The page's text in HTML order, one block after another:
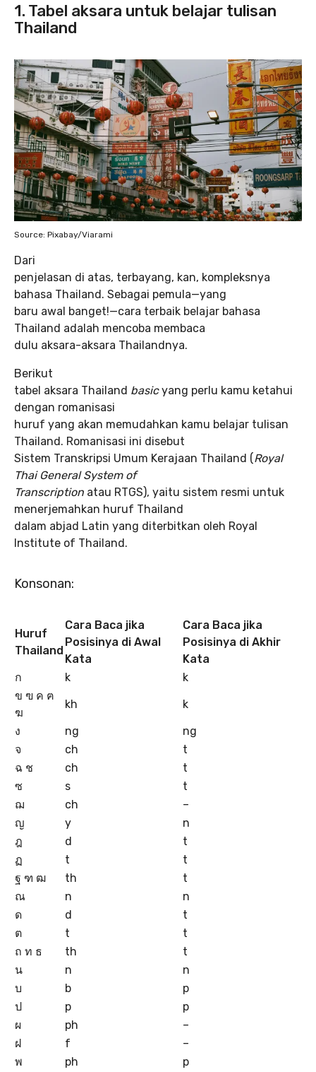
1. Tabel aksara untuk belajar tulisan
Thailand
Source: Pixabay/Viarami
Dari
penjelasan di atas, terbayang, kan, kompleksnya
bahasa Thailand. Sebagai pemula—yang
baru awal banget!—cara terbaik belajar bahasa
Thailand adalah mencoba membaca
dulu aksara-aksara Thailandnya.
Berikut
tabel aksara Thailand basicyang perlu kamu ketahui
dengan romanisasi
huruf yang akan memudahkan kamu belajar tulisan
Thailand. Romanisasi ini disebut
Sistem Transkripsi Umum Kerajaan Thailand (Royal
Thai General System of
Transcription atau RTGS), yaitu sistem resmi untuk
menerjemahkan huruf Thailand
dalam abjad Latin yang diterbitkan oleh Royal
Institute of Thailand.
Konsonan:
Huruf
Thailand
Cara Baca jika
Posisinya di Awal
Kata
Cara Baca jika
Posisinya di Akhir
Kata
ก
k
k
ข ฃ ค ฅ
ฆ
kh
k
ง
ng
ng
จ
ch
t
ฉ ช
ch
t
ซ
s
t
ฌ
ch
–
ญ
y
n
ฎ
d
t
ฏ
t
t
ฐ ฑ ฒ
th
t
ณ
n
n
ด
d
t
ต
t
t
ถ ท ธ
th
t
น
n
n
บ
b
p
ป
p
p
ผ
ph
–
ฝ
f
–
พ
ph
p